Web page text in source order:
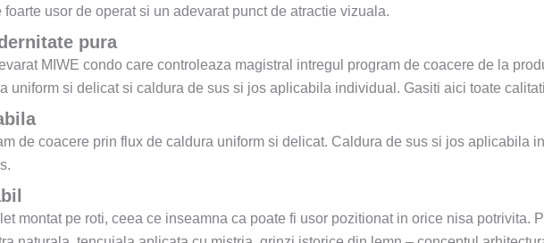
usor de operat si un adevarat punct de atractie vizuala.
pura
MIWE condo care controleaza magistral intregul program de coacere de la
uniform si delicat si caldura de sus si jos aplicabila individual. Gasiti aici toate
de coacere prin flux de caldura uniform si delicat. Caldura de sus si jos aplicabila
montat pe roti, ceea ce inseamna ca poate fi usor pozitionat in orice nisa potrivita.